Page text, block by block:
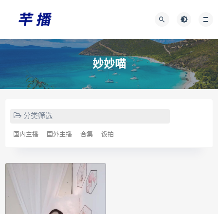
妙妙喵
分类筛选
国内主播 国外主播 合集 饭拍